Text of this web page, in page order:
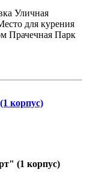
Уличная
для курения
Прачечная Парк
корпус)
(1 корпус)